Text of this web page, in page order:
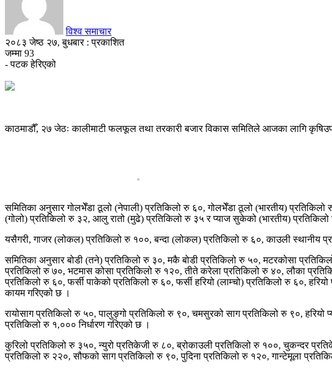
विश्व समाचार
२०८३ जेष्ठ २७, बुधबार : प्रकाशित
जम्मा 93
- पटक हेरिएको
काठमाडौँ, २७ जेठः कालीमाटी फलफूल तथा तरकारी बजार विकास समितिले आजका लागि
समितिका अनुसार गोलभेँडा ठूलो (नेपाली) प्रतिकिलो रु ६०, गोलभेँडा ठूलो (भारतीय)
(गोलो) प्रतिकिलो रु ३२, आलु रातो (मुढे) प्रतिकिलो रु ३५ र प्याज सुकेको (भारतीय)
यसैगरी, गाजर (लोकल) प्रतिकिलो रु १००, बन्दा (लोकल) प्रतिकिलो रु ६०, काउली स्थानीय
समितिका अनुसार बोडी (तने) प्रतिकिलो रु ३०, मकै बोडी प्रतिकिलो रु ५०, मटरकोसा
प्रतिकिलो रु ७०, भटमास कोसा प्रतिकिलो रु १२०, तीते करेला प्रतिकिलो रु ४०, लौका
प्रतिकिलो रु ६०, फर्सी पाकेको प्रतिकिलो रु ६०, फर्सी हरियो (लाम्चो) प्रतिकिलो रु ६०,
कायम गरिएको छ ।
रायोसाग प्रतिकिलो रु ५०, पालुङ्गो प्रतिकिलो रु ९०, चमसुरको साग प्रतिकिलो रु ९०,
प्रतिकिलो रु १,००० निर्धारण गरिएको छ ।
कुरिलो प्रतिकिलो रु ३५०, न्युरो प्रतिकेजी रु ८०, ब्रोकाउली प्रतिकिलो रु १००, चुकन्दर
प्रतिकिलो रु २२०, सौफको साग प्रतिकिलो रु ९०, पुदिना प्रतिकिलो रु १२०, गान्टेमूला